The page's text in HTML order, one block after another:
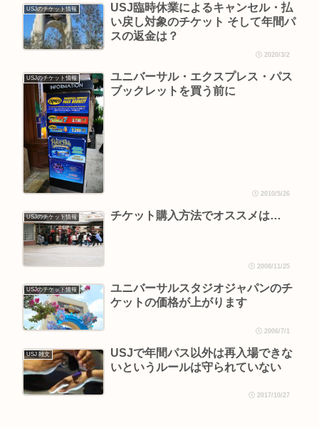
USJのチケット情報
USJ臨時休業によるキャンセル・払
い戻し対象のチケット そして年間パ
スの返金は？
2020/3/2
USJのチケット情報
ユニバーサル・エクスプレス・パス
ブックレットを買う前に
2010/5/26
USJのチケット情報 チケット購入方法でオススメは…
2008/11/25
USJのチケット情報
ユニバーサルスタジオジャパンのチ
ケットの価格が上がります
2006/7/1
USJ 雑文
USJで年間パス以外は再入場できな
いというルールは守られていない
2017/10/27